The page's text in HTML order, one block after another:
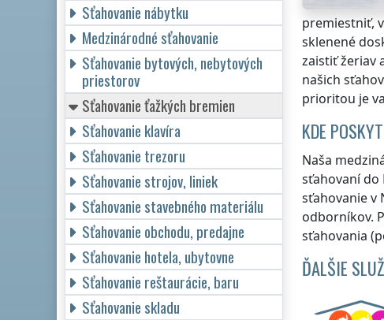
premiestniť,
sklenené
zaistiť žeriav
našich
prioritou je
KDE
Naša
sťahovanído
sťahovaniev
odborníkov.
sťahovania
ĎALŠIE
Sťahovanie nábytku
Medzinárodné sťahovanie
Sťahovanie bytových, nebytových
priestorov
Sťahovanie ťažkých bremien
Sťahovanie klavíra
Sťahovanie trezoru
Sťahovanie strojov, liniek
Sťahovanie stavebného materiálu
Sťahovanie obchodu, predajne
Sťahovanie hotela, ubytovne
Sťahovanie reštaurácie, baru
Sťahovanie skladu